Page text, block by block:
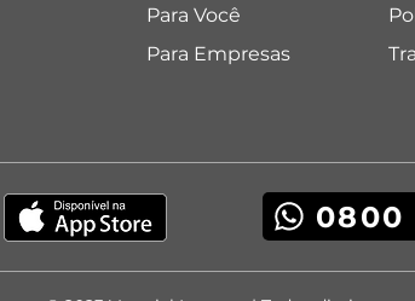
Para Você
Para Empresas
0800